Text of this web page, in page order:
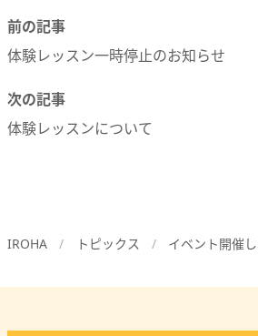
IROHA トピックス イベント開催し
前の記事
体験レッスン一時停止のお知らせ
次の記事
体験レッスンについて